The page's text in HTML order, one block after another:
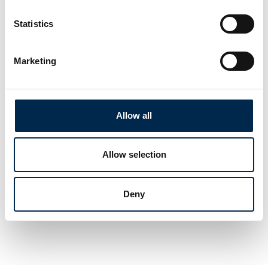
Statistics
Marketing
Allow all
Allow selection
Deny
end 530.000 professionelle fagfolk fra transportbranchen lagt
vejen forbi.
Find os
Vardevej 1
Kontakt os